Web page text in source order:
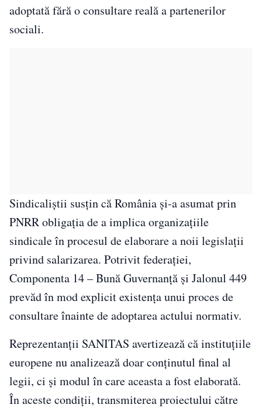
adoptată fără o consultare reală a partenerilor
sociali.
Sindicaliștii susțin că România și-a asumat prin
PNRR obligația de a implica organizațiile
sindicale în procesul de elaborare a noii legislații
privind salarizarea. Potrivit federației,
Componenta 14 – Bună Guvernanță și Jalonul 449
prevăd în mod explicit existența unui proces de
consultare înainte de adoptarea actului normativ.
Reprezentanții SANITAS avertizează că instituțiile
europene nu analizează doar conținutul final al
legii, ci și modul în care aceasta a fost elaborată.
În aceste condiții, transmiterea proiectului către